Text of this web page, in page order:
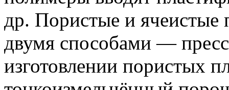
др. Пористые и ячеистые
двумя способами —
изготовлении пористых